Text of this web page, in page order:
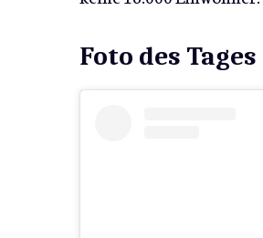
Foto des Tages